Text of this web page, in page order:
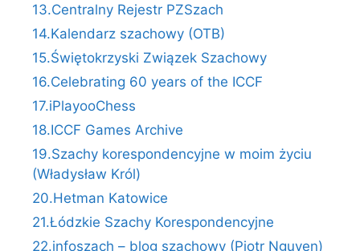
13.Centralny Rejestr PZSzach
14.Kalendarz szachowy (OTB)
15.Świętokrzyski Związek Szachowy
16.Celebrating 60 years of the ICCF
17.iPlayooChess
18.ICCF Games Archive
19.Szachy korespondencyjne w moim życiu
(Władysław Król)
20.Hetman Katowice
21.Łódzkie Szachy Korespondencyjne
22.infoszach – blog szachowy (Piotr Nguyen)